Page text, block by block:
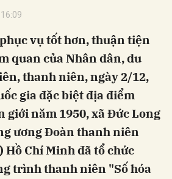
vụ tốt hơn, thuận tiện
quan của Nhân dân, du
thanh niên, ngày 2/12,
gia đặc biệt địa điểm
giới năm 1950, xã Đức Long
ương Đoàn thanh niên
Hồ Chí Minh đã tổ chức
trình thanh niên "Số hóa